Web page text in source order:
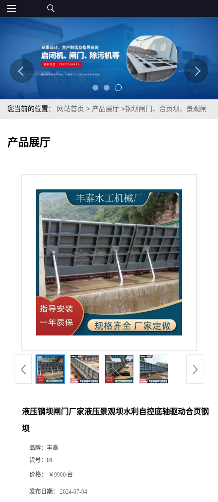
您当前的位置： 网站首页 > 产品展厅 >钢坝闸门、合页坝、景观闸
产品展厅
液压钢坝闸门厂家液压景观坝水利自控底轴驱动合页钢
坝
品牌： 丰泰
货号： 01
价格： ￥9900/台
发布日期： 2024-07-04